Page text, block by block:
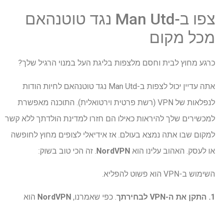
צפו ב-Man Utd נגד טוטנהאם
מכל מקום
כרגע מחוץ לבית וחסם מלצפות בליגת העל במנוי הרגיל שלך?
אתה עדיין יכול לצפות ב-Man Utd נגד טוטנהאם
לחיות הודות
לנפלאות של VPN (רשת פרטית וירטואלית). התוכנה מאפשרת
למכשירים שלך להיראות כאילו הם חזרו למדינת הולדתך ללא קשר
למקום שבו אתה נמצא בעולם. אז אידיאלי לצופים מחוץ לחופשה
או לעסק. האהוב עלינו הוא NordVPN . זה הכי טוב בשוק:
השימוש ב-VPN הוא פשוט להפליא.
1. התקן את ה-VPN לבחירתך . כפי שאמרנו, NordVPN הוא